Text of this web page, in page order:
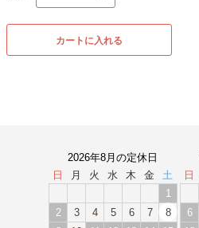
カートに入れる
2026年8月の定休日
日
月 火 水 木 金
土
1
2
3 4 5 6 7
8
日
6